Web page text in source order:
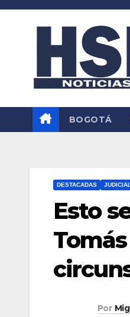
Saltar
BOGOTÁ
DESTACADAS JUDICIAL
Esto
Por